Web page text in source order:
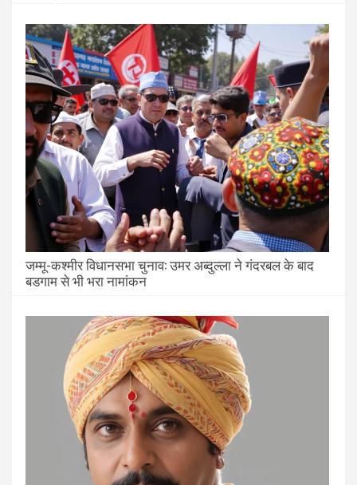
जम्मू-कश्मीर विधानसभा चुनाव: उमर अब्दुल्ला ने गंदरबल के बाद
बडगाम से भी भरा नामांकन